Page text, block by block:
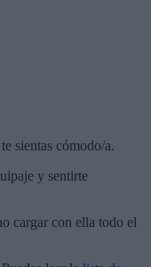
sientas cómodo/a.
y sentirte
cargar con ella todo el